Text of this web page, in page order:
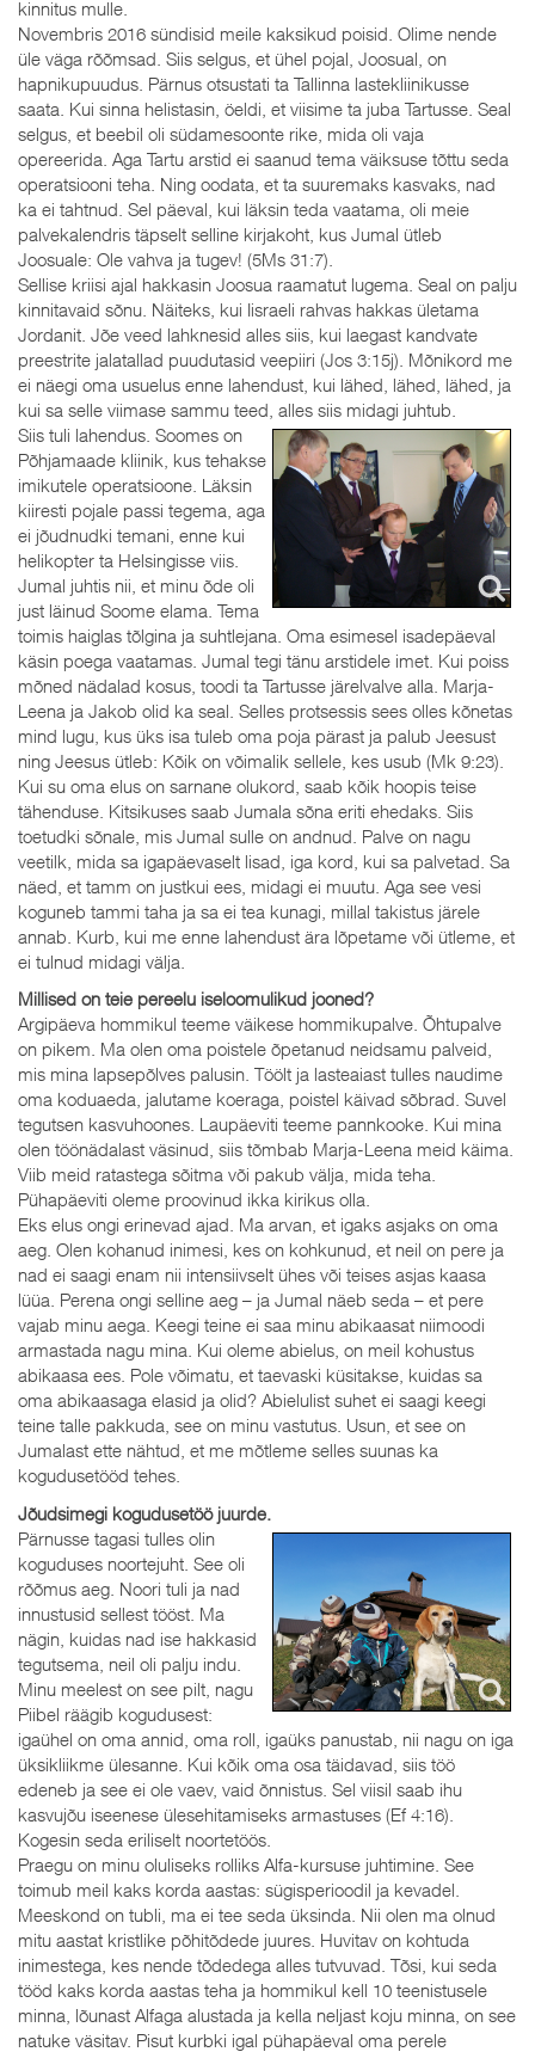
kinnitus mulle.
Novembris 2016 sündisid meile kaksikud poisid. Olime nende
üle väga rõõmsad. Siis selgus, et ühel pojal, Joosual, on
hapnikupuudus. Pärnus otsustati ta Tallinna lastekliinikusse
saata. Kui sinna helistasin, öeldi, et viisime ta juba Tartusse. Seal
selgus, et beebil oli südamesoonte rike, mida oli vaja
opereerida. Aga Tartu arstid ei saanud tema väiksuse tõttu seda
operatsiooni teha. Ning oodata, et ta suuremaks kasvaks, nad
ka ei tahtnud. Sel päeval, kui läksin teda vaatama, oli meie
palvekalendris täpselt selline kirjakoht, kus Jumal ütleb
Joosuale: Ole vahva ja tugev! (5Ms 31:7).
Sellise kriisi ajal hakkasin Joosua raamatut lugema. Seal on palju
kinnitavaid sõnu. Näiteks, kui Iisraeli rahvas hakkas ületama
Jordanit. Jõe veed lahknesid alles siis, kui laegast kandvate
preestrite jalatallad puudutasid veepiiri (Jos 3:15j). Mõnikord me
ei näegi oma usuelus enne lahendust, kui lähed, lähed, lähed, ja
kui sa selle viimase sammu teed, alles siis midagi juhtub.
Siis tuli lahendus. Soomes on
Põhjamaade kliinik, kus tehakse
imikutele operatsioone. Läksin
kiiresti pojale passi tegema, aga
ei jõudnudki temani, enne kui
helikopter ta Helsingisse viis.
Jumal juhtis nii, et minu õde oli
just läinud Soome elama. Tema
toimis haiglas tõlgina ja suhtlejana. Oma esimesel isadepäeval
käsin poega vaatamas. Jumal tegi tänu arstidele imet. Kui poiss
mõned nädalad kosus, toodi ta Tartusse järelvalve alla. Marja-
Leena ja Jakob olid ka seal. Selles protsessis sees olles kõnetas
mind lugu, kus üks isa tuleb oma poja pärast ja palub Jeesust
ning Jeesus ütleb: Kõik on võimalik sellele, kes usub (Mk 9:23).
Kui su oma elus on sarnane olukord, saab kõik hoopis teise
tähenduse. Kitsikuses saab Jumala sõna eriti ehedaks. Siis
toetudki sõnale, mis Jumal sulle on andnud. Palve on nagu
veetilk, mida sa igapäevaselt lisad, iga kord, kui sa palvetad. Sa
näed, et tamm on justkui ees, midagi ei muutu. Aga see vesi
koguneb tammi taha ja sa ei tea kunagi, millal takistus järele
annab. Kurb, kui me enne lahendust ära lõpetame või ütleme, et
ei tulnud midagi välja.
Millised on teie pereelu iseloomulikud jooned?
Argipäeva hommikul teeme väikese hommikupalve. Õhtupalve
on pikem. Ma olen oma poistele õpetanud neidsamu palveid,
mis mina lapsepõlves palusin. Töölt ja lasteaiast tulles naudime
oma koduaeda, jalutame koeraga, poistel käivad sõbrad. Suvel
tegutsen kasvuhoones. Laupäeviti teeme pannkooke. Kui mina
olen töönädalast väsinud, siis tõmbab Marja-Leena meid käima.
Viib meid ratastega sõitma või pakub välja, mida teha.
Pühapäeviti oleme proovinud ikka kirikus olla.
Eks elus ongi erinevad ajad. Ma arvan, et igaks asjaks on oma
aeg. Olen kohanud inimesi, kes on kohkunud, et neil on pere ja
nad ei saagi enam nii intensiivselt ühes või teises asjas kaasa
lüüa. Perena ongi selline aeg – ja Jumal näeb seda – et pere
vajab minu aega. Keegi teine ei saa minu abikaasat niimoodi
armastada nagu mina. Kui oleme abielus, on meil kohustus
abikaasa ees. Pole võimatu, et taevaski küsitakse, kuidas sa
oma abikaasaga elasid ja olid? Abielulist suhet ei saagi keegi
teine talle pakkuda, see on minu vastutus. Usun, et see on
Jumalast ette nähtud, et me mõtleme selles suunas ka
kogudusetööd tehes.
Jõudsimegi kogudusetöö juurde.
Pärnusse tagasi tulles olin
koguduses noortejuht. See oli
rõõmus aeg. Noori tuli ja nad
innustusid sellest tööst. Ma
nägin, kuidas nad ise hakkasid
tegutsema, neil oli palju indu.
Minu meelest on see pilt, nagu
Piibel räägib kogudusest:
igaühel on oma annid, oma roll, igaüks panustab, nii nagu on iga
üksikliikme ülesanne. Kui kõik oma osa täidavad, siis töö
edeneb ja see ei ole vaev, vaid õnnistus. Sel viisil saab ihu
kasvujõu iseenese ülesehitamiseks armastuses (Ef 4:16).
Kogesin seda eriliselt noortetöös.
Praegu on minu oluliseks rolliks Alfa-kursuse juhtimine. See
toimub meil kaks korda aastas: sügisperioodil ja kevadel.
Meeskond on tubli, ma ei tee seda üksinda. Nii olen ma olnud
mitu aastat kristlike põhitõdede juures. Huvitav on kohtuda
inimestega, kes nende tõdedega alles tutvuvad. Tõsi, kui seda
tööd kaks korda aastas teha ja hommikul kell 10 teenistusele
minna, lõunast Alfaga alustada ja kella neljast koju minna, on see
natuke väsitav. Pisut kurbki igal pühapäeval oma perele